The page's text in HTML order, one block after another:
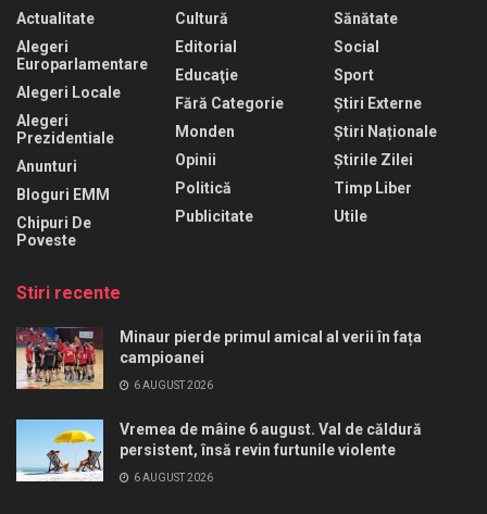
Actualitate
Alegeri
Europarlamentare
Alegeri Locale
Alegeri
Prezidentiale
Anunturi
Bloguri EMM
Chipuri De
Poveste
Cultură
Editorial
Educaţie
Fără Categorie
Monden
Opinii
Politică
Publicitate
Sănătate
Social
Sport
Știri Externe
Știri Naționale
Știrile Zilei
Timp Liber
Utile
Stiri recente
Minaur pierde primul amical al verii în fața
campioanei
6 AUGUST 2026
Vremea de mâine 6 august. Val de căldură
persistent, însă revin furtunile violente
6 AUGUST 2026